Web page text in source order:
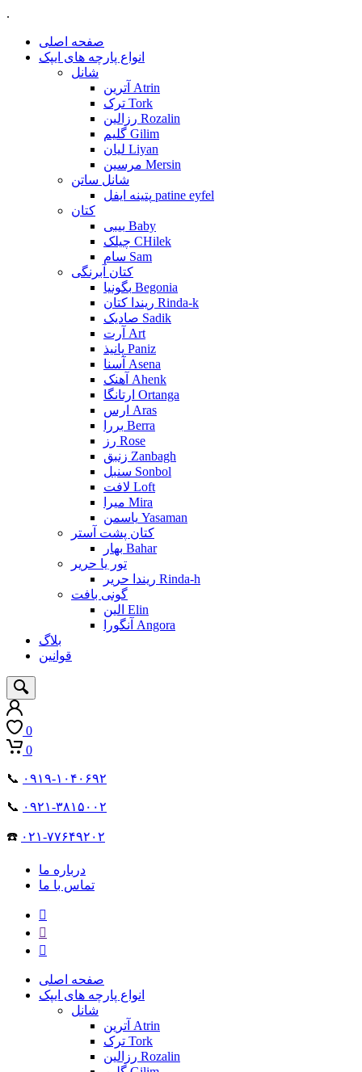
.
صفحه اصلی
انواع پارچه های ایپک
شانل
آترین Atrin
ترک Tork
رزالین Rozalin
گلیم Gilim
لیان Liyan
مرسین Mersin
شانل ساتن
پتینه ایفل patine eyfel
کتان
بیبی Baby
چیلک CHilek
سام Sam
کتان آبرنگی
بگونیا Begonia
ریندا کتان Rinda-k
صادیک Sadik
آرت Art
پانیذ Paniz
آسنا Asena
آهنک Ahenk
ارتانگا Ortanga
ارس Aras
بررا Berra
رز Rose
زنبق Zanbagh
سنبل Sonbol
لافت Loft
میرا Mira
یاسمن Yasaman
کتان پشت آستر
بهار Bahar
تور یا حریر
ریندا حریر Rinda-h
گونی بافت
الین Elin
آنگورا Angora
بلاگ
قوانین
0
0
📞 ۰۹۱۹-۱۰۴۰۶۹۲
📞 ۰۹۲۱-۳۸۱۵۰۰۲
☎️ ۰۲۱-۷۷۶۴۹۲۰۲
درباره ما
تماس با ما
صفحه اصلی
انواع پارچه های ایپک
شانل
آترین Atrin
ترک Tork
رزالین Rozalin